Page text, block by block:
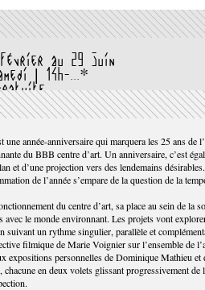
au 29 juin
| 14h-...*
9 février | 17h-20h
l’heure de fermeture des expositions sera
de trois minutes par jour, dans le cadre de
Matthieu Saladin.
sur le document accessibleici.
d'art[Partition économique] etLes
Toulouse
une année-anniversaire qui marquera les 25 ans de
du BBB centre d’art. Un anniversaire, c’est
et d’une projection vers des lendemains
de l’année s’empare de la question de la
du centre d’art, sa place au sein de la
avec le monde environnant. Les projets vont
suivant un rythme singulier, parallèle et
filmique de Marie Voignier sur l’ensemble de
expositions personnelles de Dominique Mathieu et
chacune en deux volets glissant progressivement de